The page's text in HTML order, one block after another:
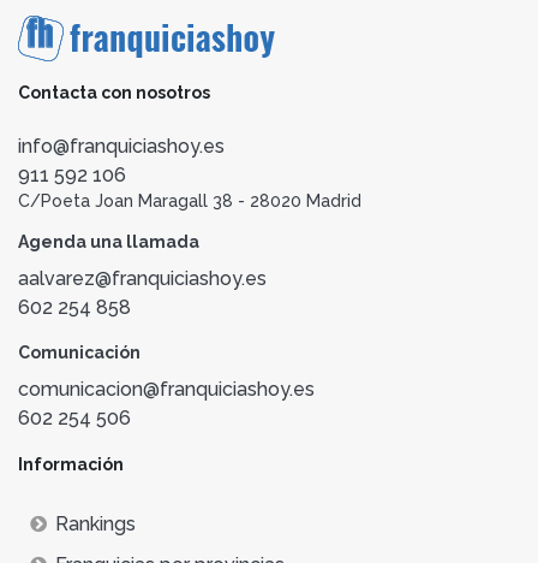
Contacta con nosotros
info@franquiciashoy.es
911 592 106
C/Poeta Joan Maragall 38 - 28020 Madrid
Agenda una llamada
aalvarez@franquiciashoy.es
602 254 858
Comunicación
comunicacion@franquiciashoy.es
602 254 506
Información
Rankings